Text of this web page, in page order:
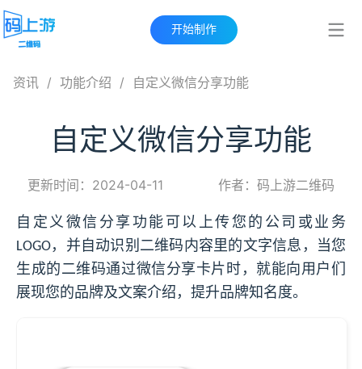
开始制作
资讯 / 功能介绍 / 自定义微信分享功能
自定义微信分享功能
更新时间：2024-04-11 作者：码上游二维码
自定义微信分享功能可以上传您的公司或业务
LOGO，并自动识别二维码内容里的文字信息，当您
生成的二维码通过微信分享卡片时，就能向用户们
展现您的品牌及文案介绍，提升品牌知名度。